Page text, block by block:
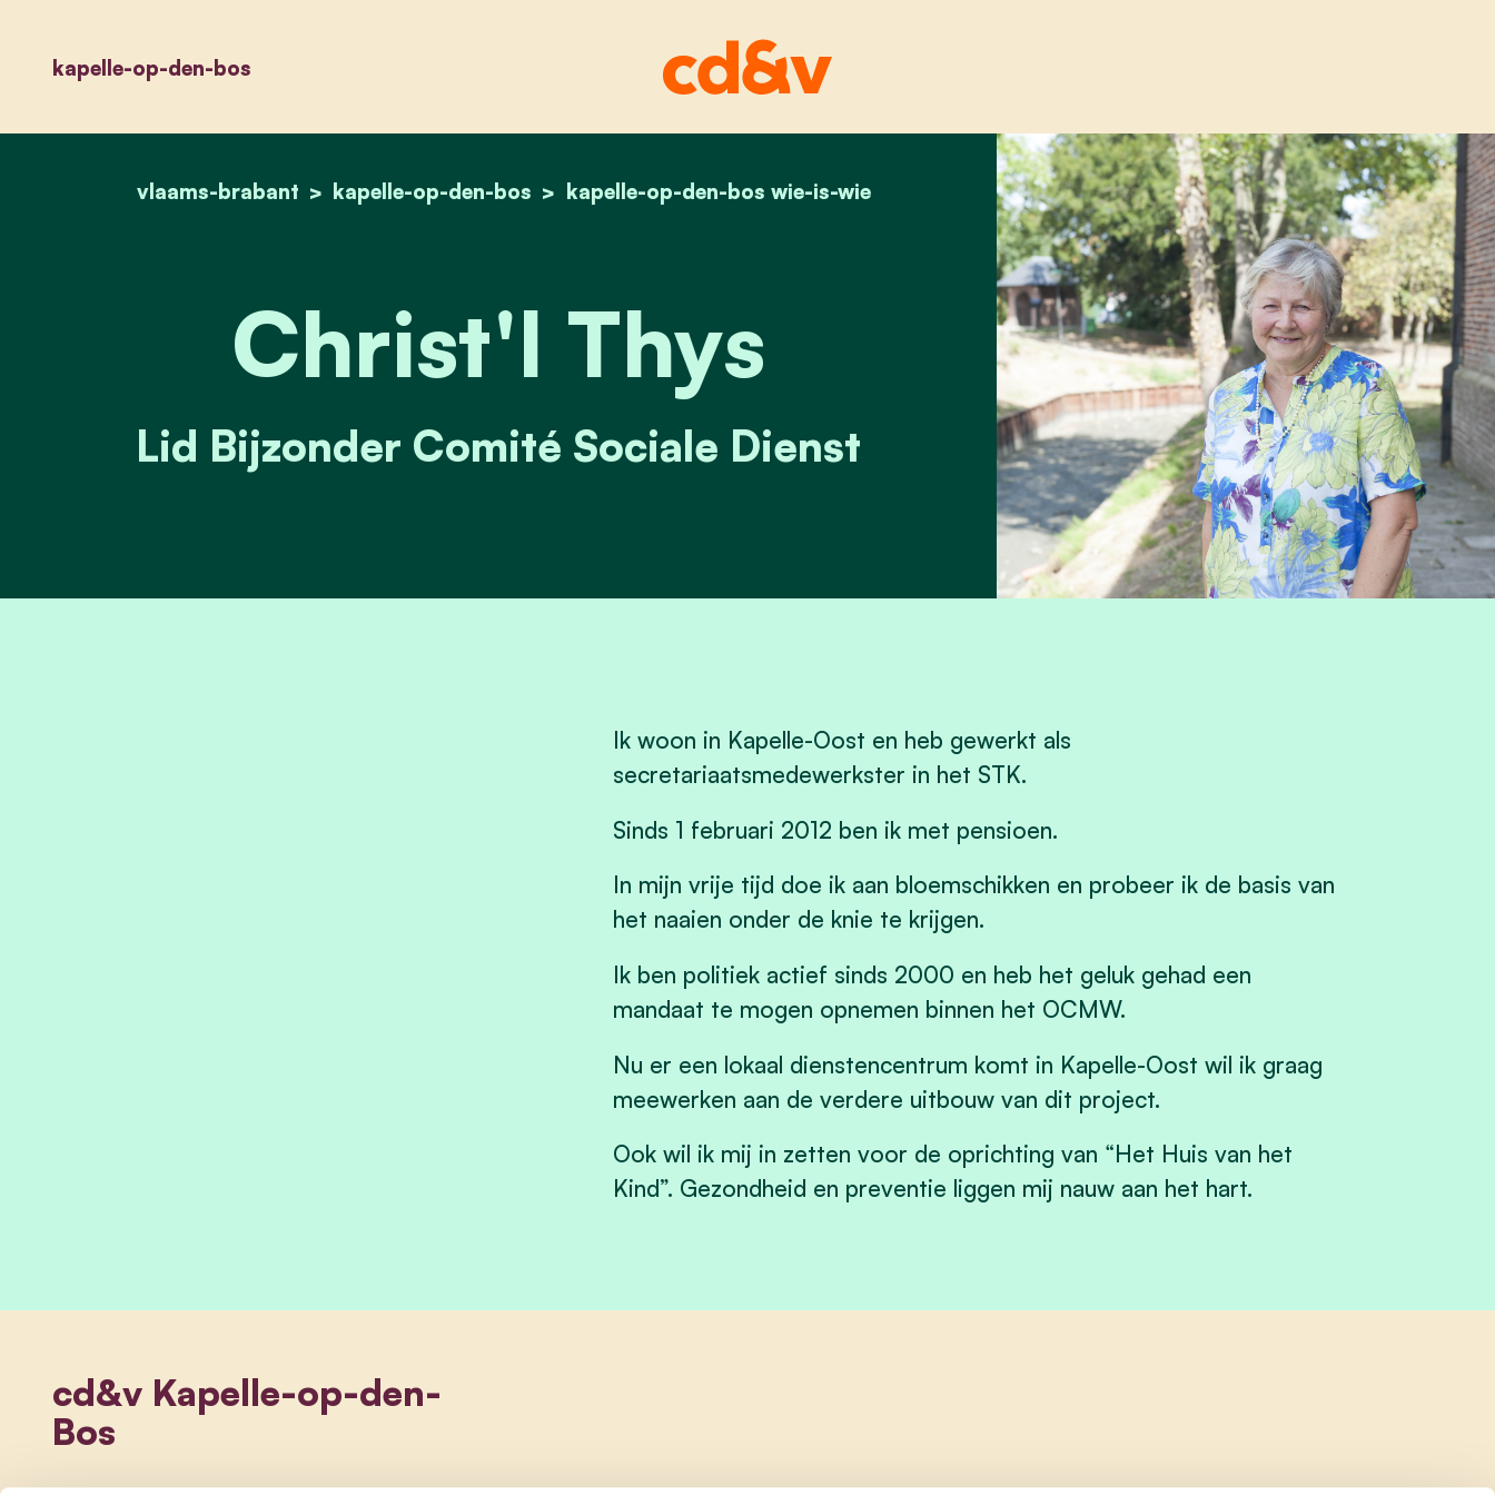
kapelle-op-den-bos
home
vlaams-brabant kapelle-op-den-bos kapelle-op-den-bos wie-is-wie
christ'l thys
Christ'l Thys
Lid Bijzonder Comité Sociale Dienst
Ik woon in Kapelle-Oost en heb gewerkt als
secretariaatsmedewerkster in het STK.
Sinds 1 februari 2012 ben ik met pensioen.
In mijn vrije tijd doe ik aan bloemschikken en probeer ik de basis van
het naaien onder de knie te krijgen.
Ik ben politiek actief sinds 2000 en heb het geluk gehad een
mandaat te mogen opnemen binnen het OCMW.
Nu er een lokaal dienstencentrum komt in Kapelle-Oost wil ik graag
meewerken aan de verdere uitbouw van dit project.
Ook wil ik mij in zetten voor de oprichting van “Het Huis van het
Kind”. Gezondheid en preventie liggen mij nauw aan het hart.
cd&v Kapelle-op-den-
Bos